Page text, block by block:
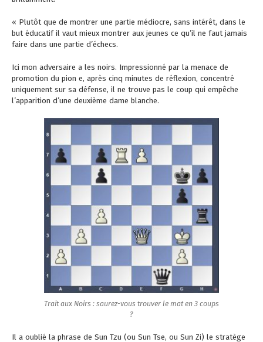
« Plutôt que de montrer une partie médiocre, sans intérêt, dans le
but éducatif il vaut mieux montrer aux jeunes ce qu’il ne faut jamais
faire dans une partie d’échecs.
Ici mon adversaire a les noirs. Impressionné par la menace de
promotion du pion e, après cinq minutes de réflexion, concentré
uniquement sur sa défense, il ne trouve pas le coup qui empêche
l’apparition d’une deuxième dame blanche.
Trait aux Noirs : saurez-vous trouver le mat en 3 coups
?
Il a oublié la phrase de Sun Tzu (ou Sun Tse, ou Sun Zi) le stratège